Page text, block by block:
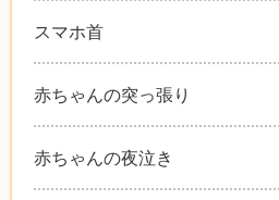
スマホ首
赤ちゃんの突っ張り
赤ちゃんの夜泣き